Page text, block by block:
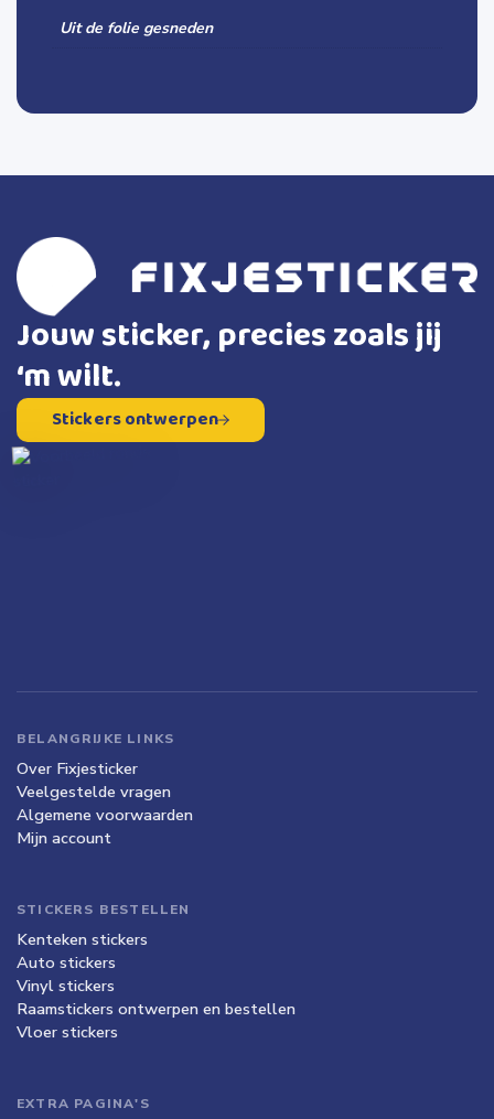
Uit de folie gesneden
Jouw sticker, precies zoals jij
‘m wilt.
Stickers ontwerpen
BELANGRIJKE LINKS
Over Fixjesticker
Veelgestelde vragen
Algemene voorwaarden
Mijn account
STICKERS BESTELLEN
Kenteken stickers
Auto stickers
Vinyl stickers
Raamstickers ontwerpen en bestellen
Vloer stickers
EXTRA PAGINA'S